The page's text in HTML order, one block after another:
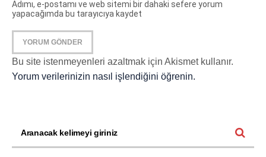
Adımı, e-postamı ve web sitemi bir dahaki sefere yorum
yapacağımda bu tarayıcıya kaydet
Bu site istenmeyenleri azaltmak için Akismet kullanır.
Yorum verilerinizin nasıl işlendiğini öğrenin.